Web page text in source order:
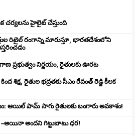
చర్యలను హైలైట్ చేస్తుంది
రిటైల్ రంగాన్ని మారుస్తూ, భారతదేశంలోని
ప్రభుత్వం నిర్ణయం, రైతులకు ఊరట
శిక్ష, రైతుల భద్రతకు సీఎం రేవంత్ రెడ్డి కీలక
ఆయిల్ పామ్ సాగు రైతులకు బంగారు అవకాశం!
అందని గిట్టుబాటు ధర!